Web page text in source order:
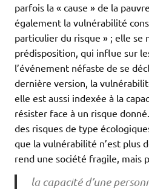
parfois la « cause » de la
également la vulnérabilité
particulier du risque » ; elle se
prédisposition, qui influe sur
l’événement néfaste de se
dernière version, la
elle est aussi indexée à la
résister face à un risque
des risques de type
que la vulnérabilité n’est plus
rend une société fragile, mais
la capacité d’une